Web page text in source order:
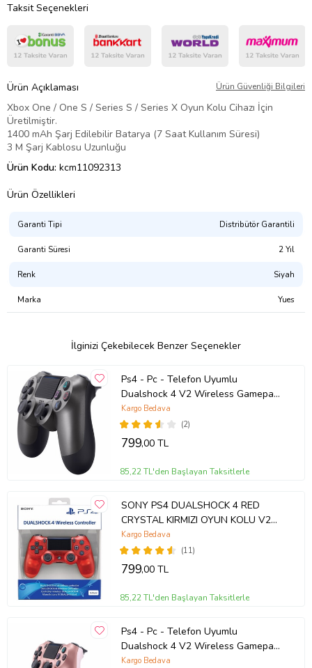
Taksit Seçenekleri
Ürün Açıklaması Ürün Güvenliği Bilgileri
Xbox One / One S / Series S / Series X Oyun Kolu Cihazı İçin
Üretilmiştir.
1400 mAh Şarj Edilebilir Batarya (7 Saat Kullanım Süresi)
3 M Şarj Kablosu Uzunluğu
Ürün Kodu: kcm11092313
Ürün Özellikleri
Garanti Tipi Distribütör Garantili
Garanti Süresi 2 Yıl
Renk Siyah
Marka Yues
İlginizi Çekebilecek Benzer Seçenekler
Ps4 - Pc - Telefon Uyumlu
Dualshock 4 V2 Wireless Gamepad
Kablosuz Oyun Kolu (Füme)
(2)
Kargo Bedava
799,00 TL
85,22 TL'den Başlayan Taksitlerle
SONY PS4 DUALSHOCK 4 RED
CRYSTAL KIRMIZI OYUN KOLU V2
YENİ NESİL
(11)
Kargo Bedava
799,00 TL
85,22 TL'den Başlayan Taksitlerle
Ps4 - Pc - Telefon Uyumlu
Dualshock 4 V2 Wireless Gamepad
Kablosuz Oyun Kolu (Pembe)
Kargo Bedava